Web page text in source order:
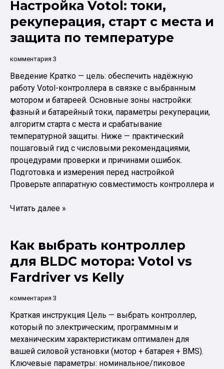
Motor
электромотоцикла:
мощность,
охлаждение
Настройка Votol: токи,
рекуперация, старт с места и
защита по температуре
комментария 3
Введение Кратко — цель: обеспечить надёжную
работу Votol-контроллера в связке с выбранным
мотором и батареей. Основные зоны настройки:
фазный и батарейный токи, параметры рекуперации,
алгоритм старта с места и срабатывание
температурной защиты. Ниже — практический
пошаговый гид с числовыми рекомендациями,
процедурами проверки и причинами ошибок.
Подготовка и измерения перед настройкой
Проверьте аппаратную совместимость контроллера и
Настройка
рекуперация,
с
места
по
температуре
Читать далее »
Как выбрать контроллер
для BLDC мотора: Votol vs
Fardriver vs Kelly
комментария 3
Краткая инструкция Цель — выбрать контроллер,
который по электрическим, программным и
механическим характеристикам оптимален для
вашей силовой установки (мотор + батарея + BMS).
Ключевые параметры: номинальное/пиковое